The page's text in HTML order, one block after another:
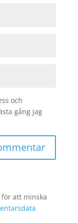
och
gång jag
att minska